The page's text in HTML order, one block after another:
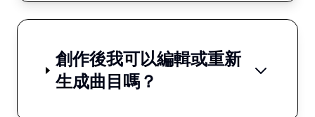
創作後我可以編輯或重新
生成曲目嗎？